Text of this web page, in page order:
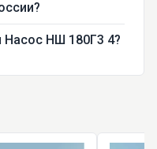
Насос НШ 180Г3 4?